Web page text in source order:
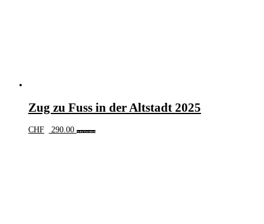
Zug zu Fuss in der Altstadt 2025
CHF 290.00 In den Warenkorb